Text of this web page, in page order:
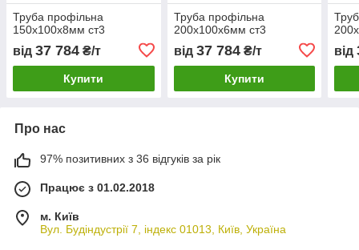
Труба профільна
150х100х8мм ст3
від 37 784 ₴/т
Купити
Труба профільна
200х100х6мм ст3
від 37 784₴/т
Купити
від
Про нас
97% позитивних з 36 відгуків за рік
Працює з 01.02.2018
м. Київ
Вул. Будіндустрії 7, індекс 01013, Київ, Україна